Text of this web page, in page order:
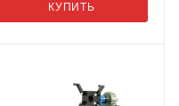
КУПИТЬ